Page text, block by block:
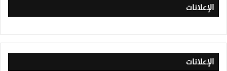
الإعلانات
الإعلانات